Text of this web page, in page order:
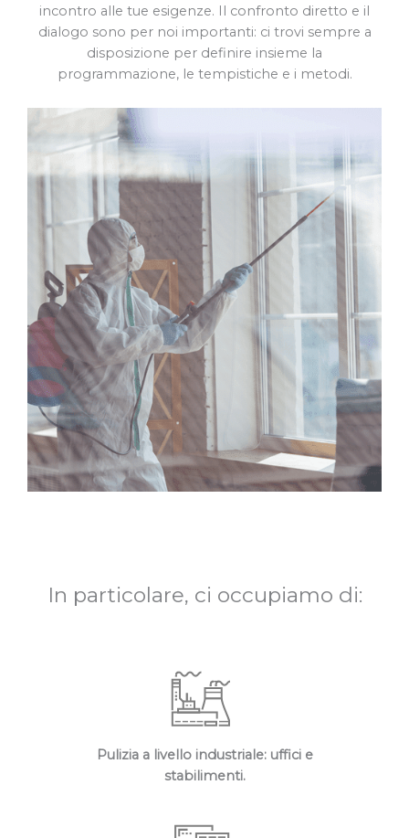
incontro alle tue esigenze. Il confronto diretto e il
dialogo sono per noi importanti: ci trovi sempre a
disposizione per definire insieme la
programmazione, le tempistiche e i metodi.
In particolare, ci occupiamo di:
Pulizia a livello industriale: uffici e
stabilimenti​.